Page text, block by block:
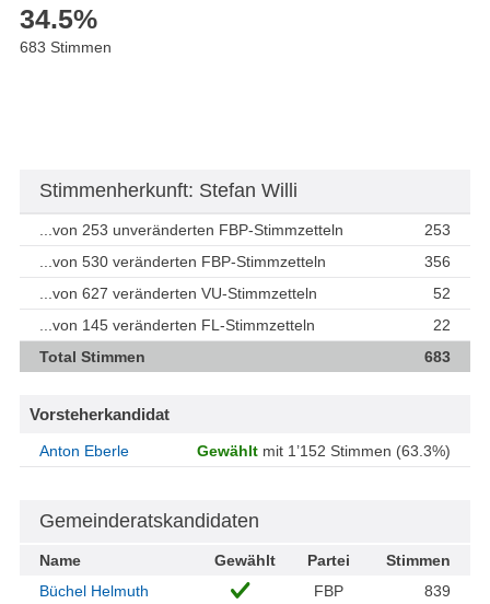
34.5%
683 Stimmen
Stimmenherkunft: Stefan Willi
...von 253 unveränderten FBP-Stimmzetteln
253
...von 530 veränderten FBP-Stimmzetteln
356
...von 627 veränderten VU-Stimmzetteln
52
...von 145 veränderten FL-Stimmzetteln
22
Total Stimmen
683
Vorsteherkandidat
Anton Eberle Gewählt mit 1’152 Stimmen (63.3%)
Gemeinderatskandidaten
Name Gewählt Partei
Stimmen
Büchel Helmuth
FBP 839